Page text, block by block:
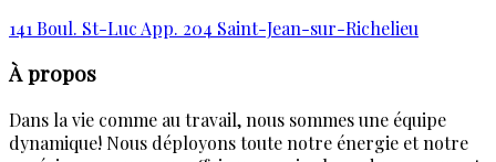
141 Boul. St-Luc App. 204 Saint-Jean-sur-Richelieu
À propos
Dans la vie comme au travail, nous sommes une équipe
dynamique! Nous déployons toute notre énergie et notre